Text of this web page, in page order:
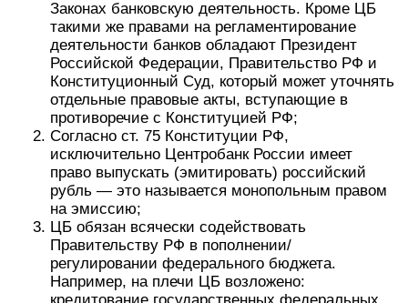
Законах банковскую деятельность. Кроме ЦБ
такими же правами на регламентирование
деятельности банков обладают Президент
Российской Федерации, Правительство РФ и
Конституционный Суд, который может уточнять
отдельные правовые акты, вступающие в
противоречие с Конституцией РФ;
Согласно ст. 75 Конституции РФ,
исключительно Центробанк России имеет
право выпускать (эмитировать) российский
рубль — это называется монопольным правом
на эмиссию;
ЦБ обязан всячески содействовать
Правительству РФ в пополнении/
регулировании федерального бюджета.
Например, на плечи ЦБ возложено: